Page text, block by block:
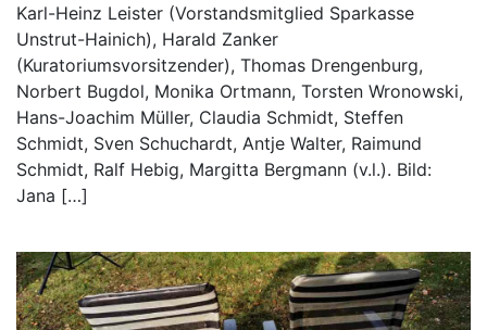
Karl-Heinz Leister (Vorstandsmitglied Sparkasse
Unstrut-Hainich), Harald Zanker
(Kuratoriumsvorsitzender), Thomas Drengenburg,
Norbert Bugdol, Monika Ortmann, Torsten Wronowski,
Hans-Joachim Müller, Claudia Schmidt, Steffen
Schmidt, Sven Schuchardt, Antje Walter, Raimund
Schmidt, Ralf Hebig, Margitta Bergmann (v.l.). Bild:
Jana […]